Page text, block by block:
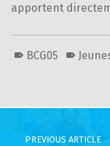
apportent
BCG05
Post navigation
PREVIOUS ARTICLE